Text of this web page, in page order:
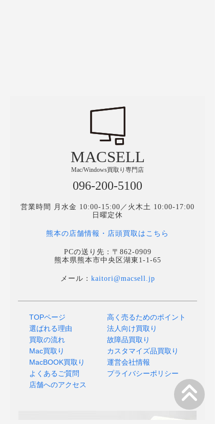
MACSELL
Mac/Windows買取り専門店
096-200-5100
営業時間 月水金 10:00-15:00／火木土 10:00-17:00
日曜定休
熊本の店舗情報・店頭買取はこちら
PCの送り先：〒862-0909
熊本県熊本市中央区湖東1-1-65
メール： kaitori@macsell.jp
TOPページ
選ばれる理由
買取の流れ
Mac買取り
MacBOOK買取り
よくあるご質問
店舗へのアクセス
高く売るためのポイント
法人向け買取り
故障品買取り
カスタマイズ品買取り
運営会社情報
プライバシーポリシー